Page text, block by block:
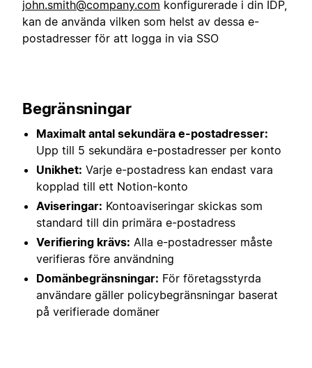
john.smith@company.com konfigurerade i din IDP,
kan de använda vilken som helst av dessa e-
postadresser för att logga in via SSO
Begränsningar
Maximalt antal sekundära e-postadresser:
Upp till 5 sekundära e-postadresser per konto
Unikhet: Varje e-postadress kan endast vara
kopplad till ett Notion-konto
Aviseringar: Kontoaviseringar skickas som
standard till din primära e-postadress
Verifiering krävs: Alla e-postadresser måste
verifieras före användning
Domänbegränsningar: För företagsstyrda
användare gäller policybegränsningar baserat
på verifierade domäner